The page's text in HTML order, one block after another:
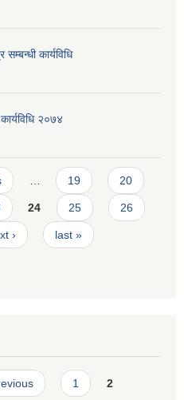
कार्यविधि
२०७४
19 20
24 25 26
› last »
1 2